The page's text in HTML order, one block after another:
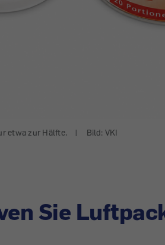
etwa zur Hälfte. | Bild: VKI
Sie